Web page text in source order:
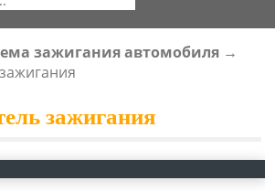
зажигания автомобиля →
зажигания